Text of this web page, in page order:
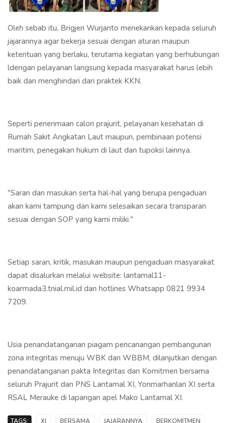
Oleh sebab itu, Brigjen Wurjanto menekankan kepada seluruh
jajarannya agar bekerja sesuai dengan aturan maupun
ketentuan yang berlaku, terutama kegiatan yang berhubungan
ldengan pelayanan langsung kepada masyarakat harus lebih
baik dan menghindari dari praktek KKN.
Seperti penerimaan calon prajurit, pelayanan kesehatan di
Rumah Sakit Angkatan Laut maupun, pembinaan potensi
maritim, penegakan hukum di laut dan tupoksi lainnya.
"Saran dan masukan serta hal-hal yang berupa pengaduan
akan kami tampung dan kami selesaikan secara transparan
sesuai dengan SOP yang kami miliki."
Setiap saran, kritik, masukan maupun pengaduan masyarakat
dapat disalurkan melalui website: lantamal11-
koarmada3.tnial.mil.id dan hotlines Whatsapp 0821 9934
7209.
Usia penandatanganan piagam pencanangan pembangunan
zona integritas menuju WBK dan WBBM, dilanjutkan dengan
penandatanganan pakta Integritas dan Komitmen bersama
seluruh Prajurit dan PNS Lantamal XI, Yonmarhanlan XI serta
RSAL Merauke di lapangan apel Mako Lantamal XI.
TAGS: XI BERSAMA JAJARANNYA
BERKOMITMEN